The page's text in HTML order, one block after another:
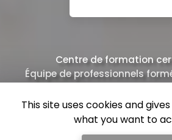
Centre de formation
Équipe de professionnels
This site uses cookies and
what you want to